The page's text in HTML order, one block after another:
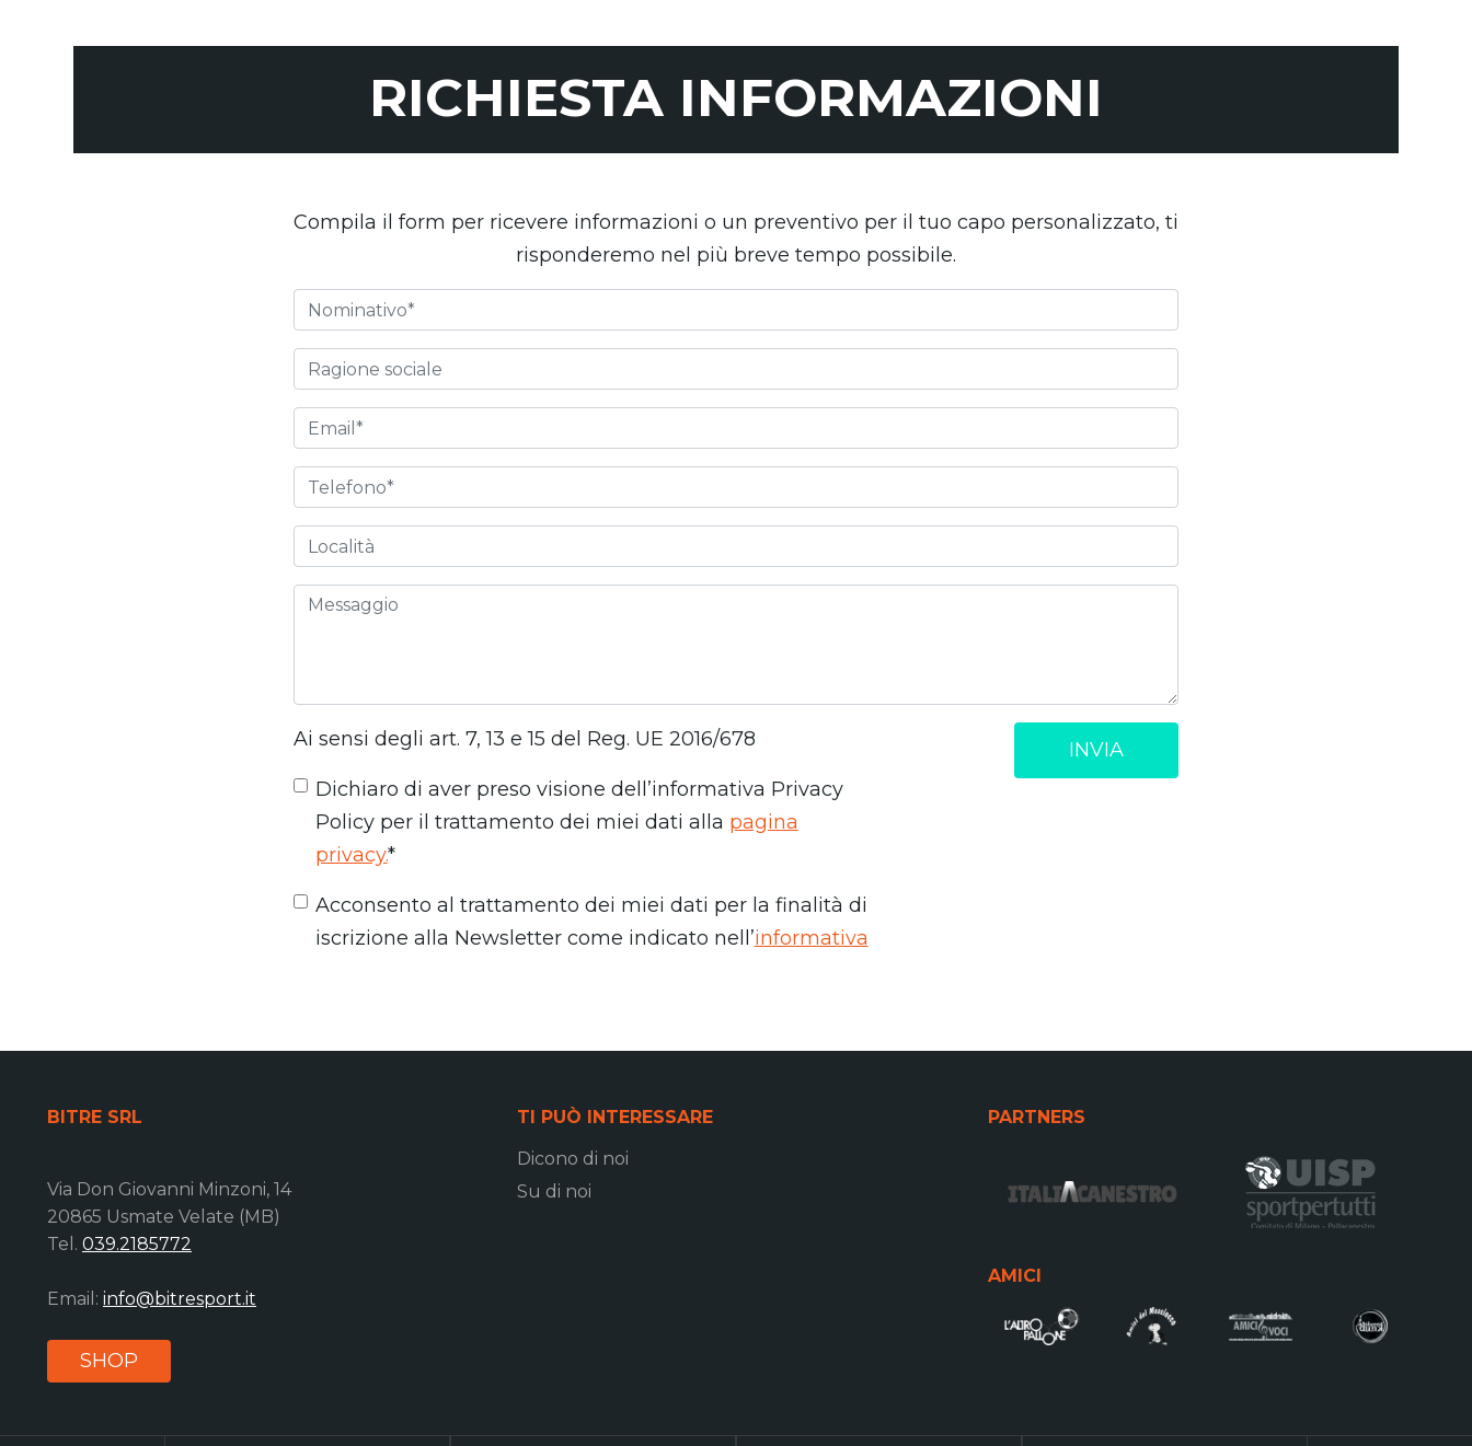
RICHIESTA INFORMAZIONI
Compila il form per ricevere informazioni o un preventivo per il tuo capo personalizzato, ti
risponderemo nel più breve tempo possibile.
Ai sensi degli art. 7, 13 e 15 del Reg. UE 2016/678
Dichiaro di aver preso visione dell’informativa Privacy
Policy per il trattamento dei miei dati alla pagina
privacy.*
Acconsento al trattamento dei miei dati per la finalità di
iscrizione alla Newsletter come indicato nell’informativa
INVIA
BITRE SRL
Via Don Giovanni Minzoni, 14
20865 Usmate Velate (MB)
Tel. 039.2185772
Email: info@bitresport.it
SHOP
TI PUÒ INTERESSARE
Dicono di noi
Su di noi
PARTNERS
AMICI